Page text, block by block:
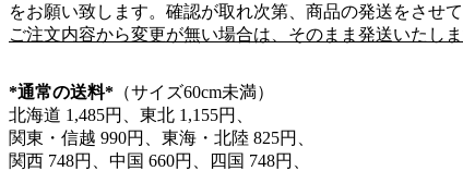
をお願い致します。確認が取れ次第、商品の発送をさせて
ご注文内容から変更が無い場合は、そのまま発送いたしま
*通常の送料* （サイズ60cm未満）
北海道 1,485円、東北 1,155円、
関東・信越 990円、東海・北陸 825円、
関西 748円、中国 660円、四国 748円、